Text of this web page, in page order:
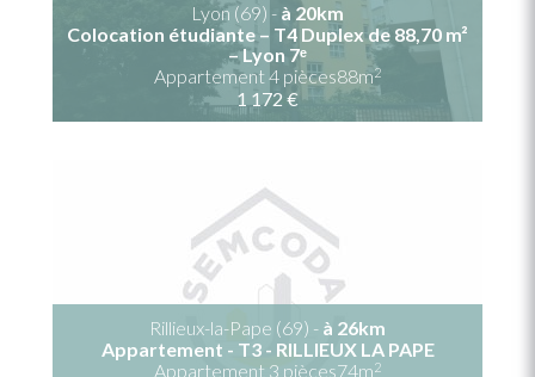
Lyon (69) - à 20km
Colocation étudiante – T4 Duplex de 88,70 m²
– Lyon 7ᵉ
Appartement 4 pièces88m2
1 172 €
Rillieux-la-Pape (69) - à 26km
Appartement - T3 - RILLIEUX LA PAPE
Appartement 3 pièces74m2